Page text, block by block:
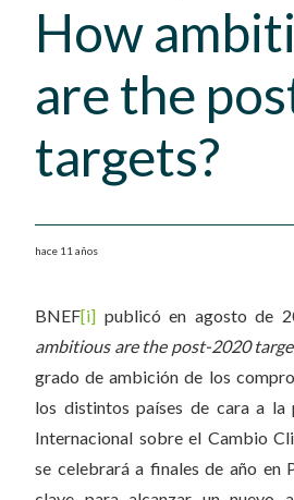
How
are the
targets?
hace 11 años
BNEF[i] publicó en agosto de
ambitious are the post-2020
grado de ambición de los
los distintos países de cara a la
Internacional sobre el Cambio
se celebrará a finales de año en